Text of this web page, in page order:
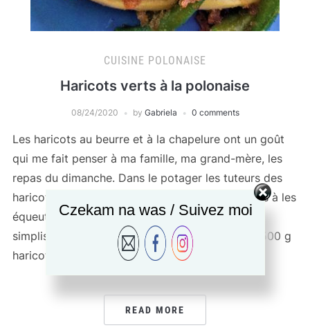
CUISINE POLONAISE
Haricots verts à la polonaise
08/24/2020 by Gabriela 0 comments
Les haricots au beurre et à la chapelure ont un goût
qui me fait penser à ma famille, ma grand-mère, les
repas du dimanche. Dans le potager les tuteurs des
haricots qui touchaient le ciel. Les heures passés à les
équeuter. Vous avez compris cette recette
simplissime me rend nostalgique… Ingrédients: 500 g
haricots verts […]
READ MORE
Czekam na was / Suivez moi